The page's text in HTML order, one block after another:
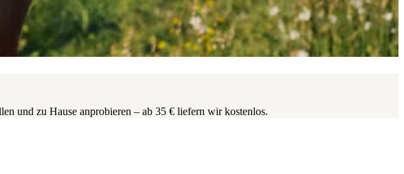
und zu Hause anprobieren – ab 35 € liefern wir kostenlos.